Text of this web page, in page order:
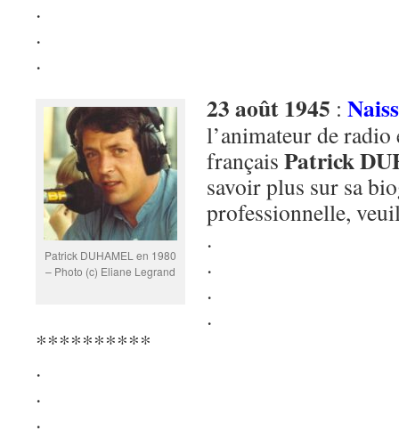
.
.
.
Patrick DUHAMEL en 1980
– Photo (c) Eliane Legrand
23 août 1945 :
l’animateur de
français Patrick
savoir plus sur sa
professionnelle,
.
.
.
.
**********
.
.
.